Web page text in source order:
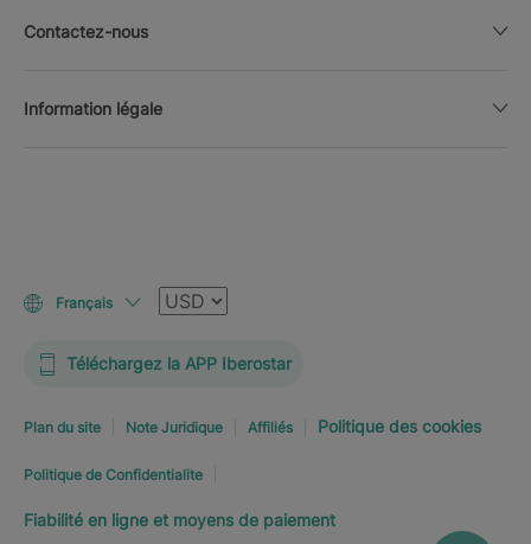
Contactez-nous
Information légale
Français Devise
Téléchargez la APP Iberostar
Plan du site Note Juridique Affiliés Politique des cookies
Politique de Confidentialite
Fiabilité en ligne et moyens de paiement